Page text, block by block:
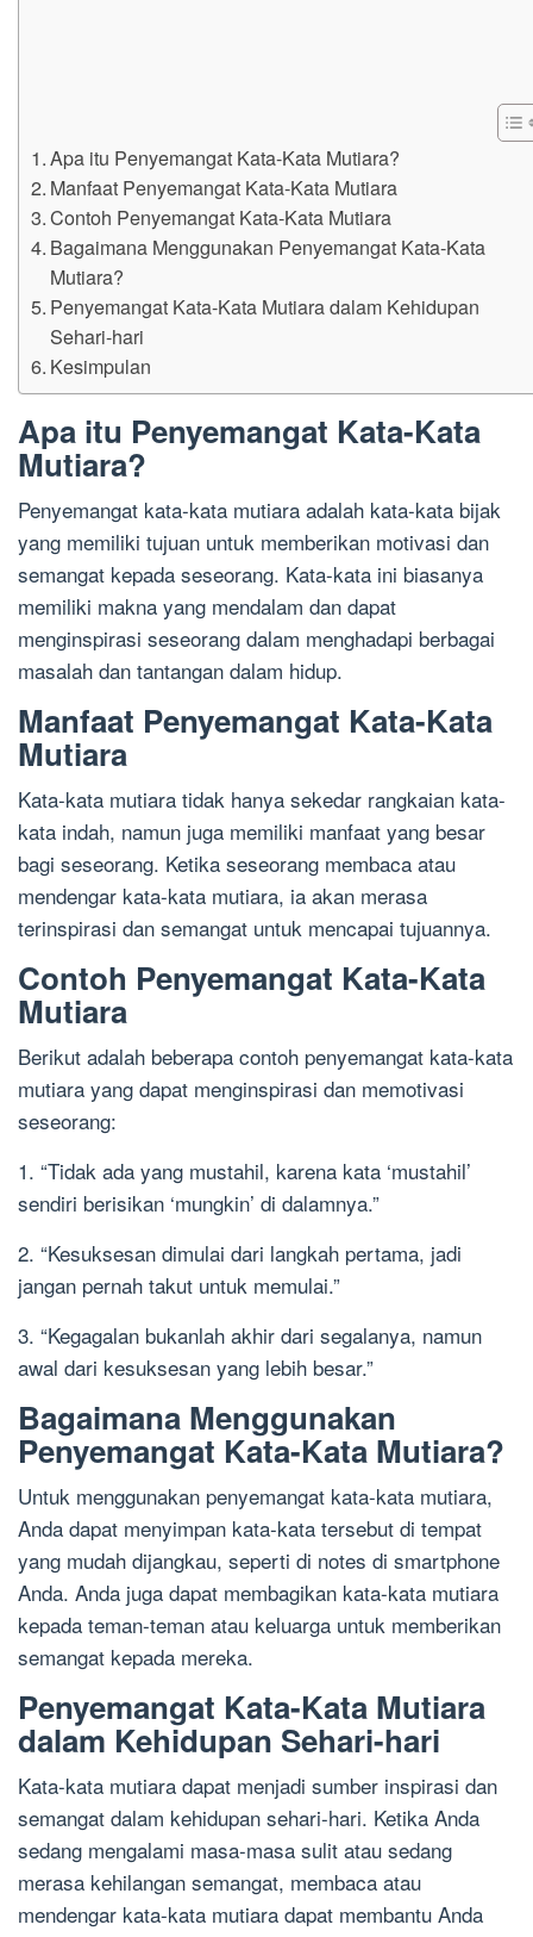
Apa itu Penyemangat Kata-Kata Mutiara?
Manfaat Penyemangat Kata-Kata Mutiara
Contoh Penyemangat Kata-Kata Mutiara
Bagaimana Menggunakan Penyemangat Kata-Kata
Mutiara?
Penyemangat Kata-Kata Mutiara dalam Kehidupan
Sehari-hari
Kesimpulan
Apa itu Penyemangat Kata-Kata
Mutiara?
Penyemangat kata-kata mutiara adalah kata-kata bijak
yang memiliki tujuan untuk memberikan motivasi dan
semangat kepada seseorang. Kata-kata ini biasanya
memiliki makna yang mendalam dan dapat
menginspirasi seseorang dalam menghadapi berbagai
masalah dan tantangan dalam hidup.
Manfaat Penyemangat Kata-Kata
Mutiara
Kata-kata mutiara tidak hanya sekedar rangkaian kata-
kata indah, namun juga memiliki manfaat yang besar
bagi seseorang. Ketika seseorang membaca atau
mendengar kata-kata mutiara, ia akan merasa
terinspirasi dan semangat untuk mencapai tujuannya.
Contoh Penyemangat Kata-Kata
Mutiara
Berikut adalah beberapa contoh penyemangat kata-kata
mutiara yang dapat menginspirasi dan memotivasi
seseorang:
1. “Tidak ada yang mustahil, karena kata ‘mustahil’
sendiri berisikan ‘mungkin’ di dalamnya.”
2. “Kesuksesan dimulai dari langkah pertama, jadi
jangan pernah takut untuk memulai.”
3. “Kegagalan bukanlah akhir dari segalanya, namun
awal dari kesuksesan yang lebih besar.”
Bagaimana Menggunakan
Penyemangat Kata-Kata Mutiara?
Untuk menggunakan penyemangat kata-kata mutiara,
Anda dapat menyimpan kata-kata tersebut di tempat
yang mudah dijangkau, seperti di notes di smartphone
Anda. Anda juga dapat membagikan kata-kata mutiara
kepada teman-teman atau keluarga untuk memberikan
semangat kepada mereka.
Penyemangat Kata-Kata Mutiara
dalam Kehidupan Sehari-hari
Kata-kata mutiara dapat menjadi sumber inspirasi dan
semangat dalam kehidupan sehari-hari. Ketika Anda
sedang mengalami masa-masa sulit atau sedang
merasa kehilangan semangat, membaca atau
mendengar kata-kata mutiara dapat membantu Anda